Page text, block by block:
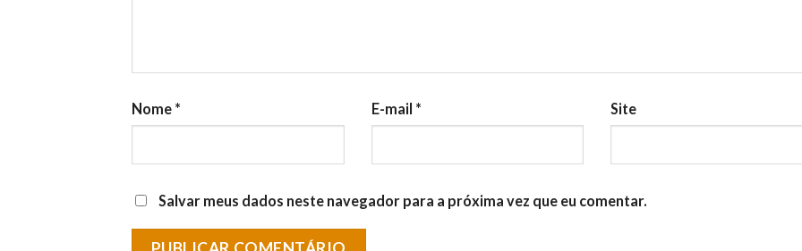
Nome * E-mail * Site
Salvar meus dados neste navegador para a próxima vez que eu comentar.